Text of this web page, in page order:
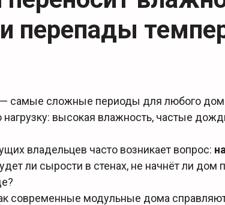
перепады
— самые сложные периоды для любого
высокая влажность, частые
владельцев часто возникает вопрос:
ли сырости в стенах, не начнёт ли дом
современные модульные дома